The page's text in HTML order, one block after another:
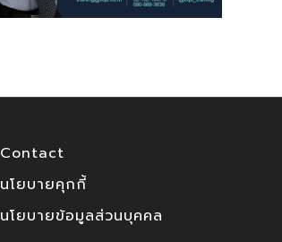
Contact
นโยบายคุกกี้
นโยบายข้อมูลส่วนบุคคล